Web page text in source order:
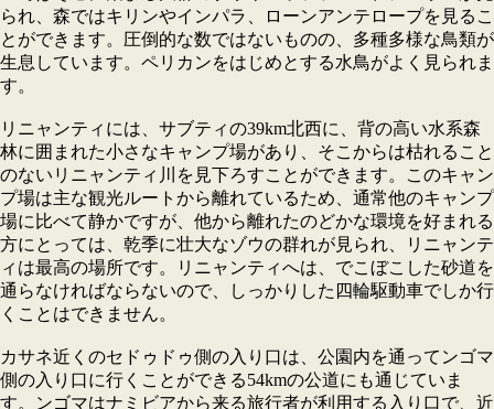
られ、森ではキリンやインパラ、ローンアンテロープを見るこ
とができます。圧倒的な数ではないものの、多種多様な鳥類が
生息しています。ペリカンをはじめとする水鳥がよく見られま
す。
リニャンティには、サブティの39km北西に、背の高い水系森
林に囲まれた小さなキャンプ場があり、そこからは枯れること
のないリニャンティ川を見下ろすことができます。このキャン
プ場は主な観光ルートから離れているため、通常他のキャンプ
場に比べて静かですが、他から離れたのどかな環境を好まれる
方にとっては、乾季に壮大なゾウの群れが見られ、リニャンテ
ィは最高の場所です。リニャンティへは、でこぼこした砂道を
通らなければならないので、しっかりした四輪駆動車でしか行
くことはできません。
カサネ近くのセドゥドゥ側の入り口は、公園内を通ってンゴマ
側の入り口に行くことができる54kmの公道にも通じていま
す。ンゴマはナミビアから来る旅行者が利用する入り口で、近